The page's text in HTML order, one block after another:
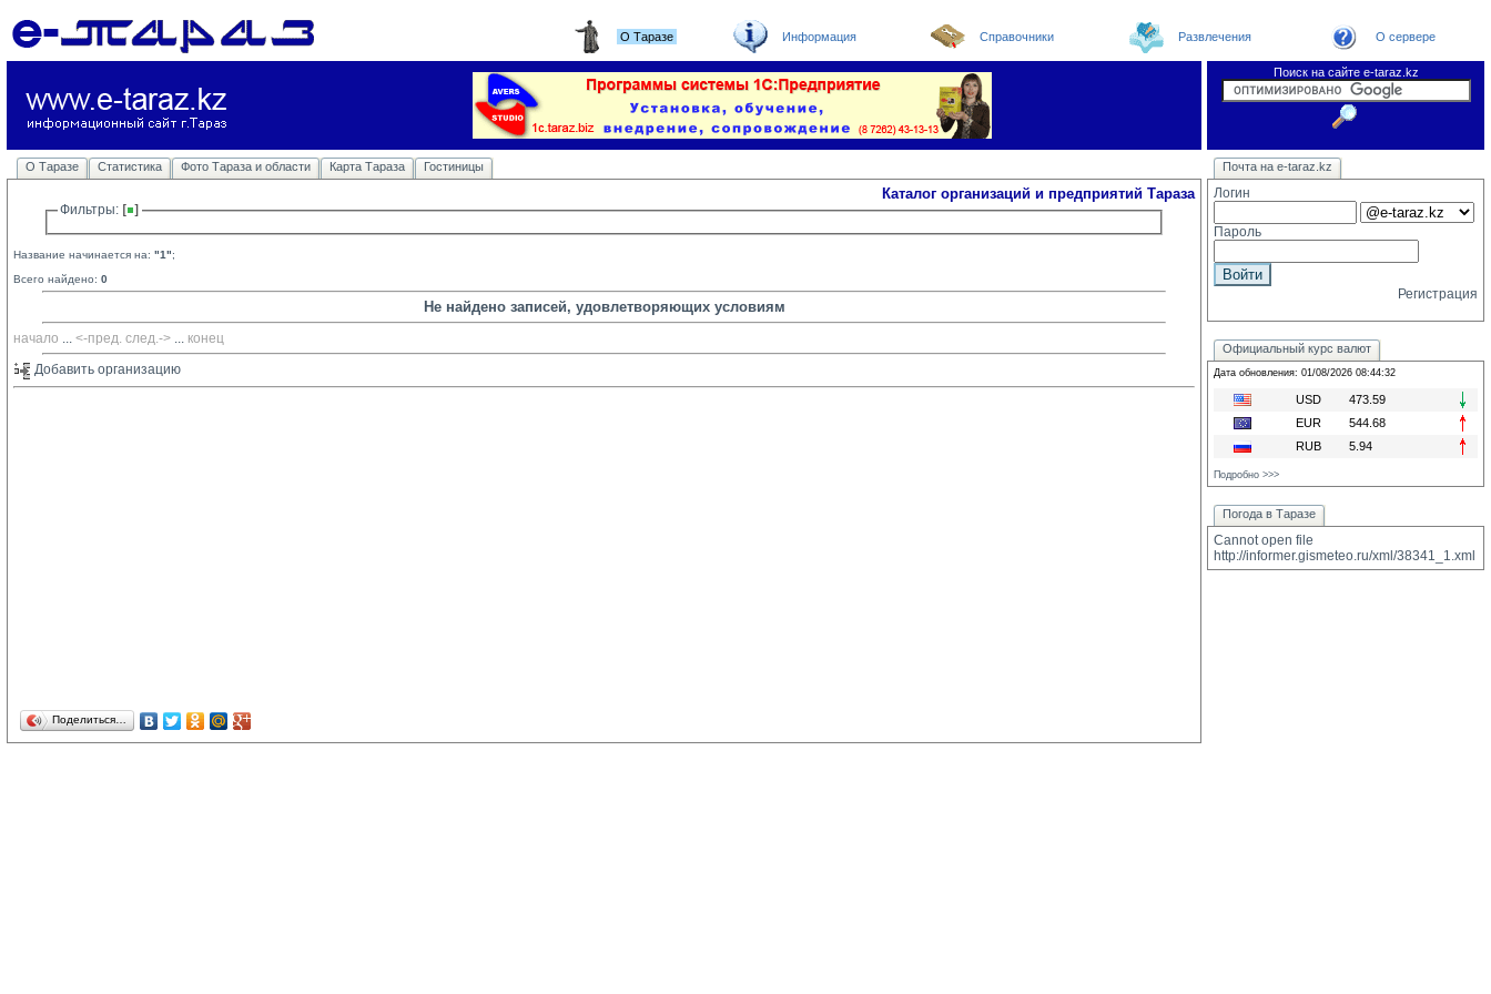
О Таразе Информация Справочники Развлечения О сервере
Поиск на сайте e-taraz.kz
О Таразе Статистика Фото Тараза и области Карта Тараза Гостиницы Новости Погода в Таразе
Телефоный справочник
Видеоконференция
Новости e-taraz Замечания и предложения
Каталог организаций и предприятий Тараза
Фильтры:
Название начинается на: "1";
Всего найдено: 0
Не найдено записей, удовлетворяющих условиям
начало ... <-пред. след.-> ... конец
Добавить организацию
Поделиться…
Почта на e-taraz.kz
Логин
Пароль
Регистрация
Официальный курс валют
Дата обновления: 01/08/2026 08:44:32
USD
473.59
EUR
544.68
RUB
5.94
Подробно >>>
Погода в Таразе
Cannot open file
http://informer.gismeteo.ru/xml/38341_1.xml